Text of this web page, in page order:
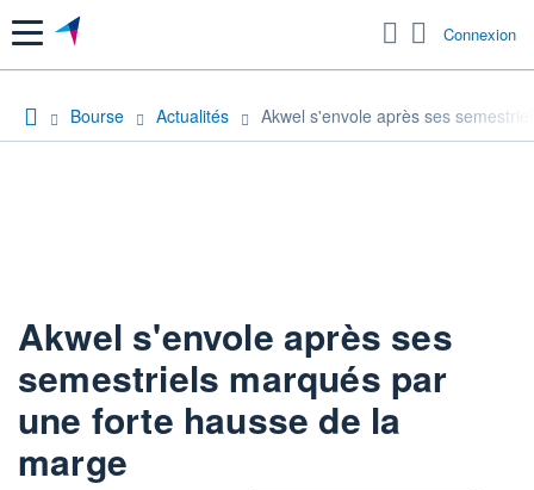
Menu Connexion
Bourse Actualités Akwel s'envole après ses
Akwel s'envole après ses
semestriels marqués par
une forte hausse de la
marge